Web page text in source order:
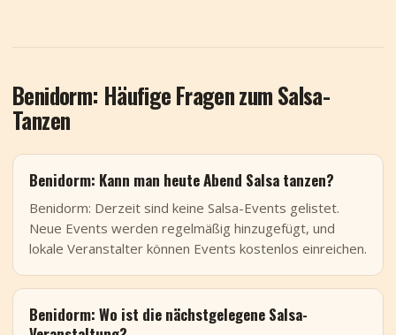
Benidorm: Häufige Fragen zum Salsa-
Tanzen
Benidorm: Kann man heute Abend Salsa tanzen?
Benidorm: Derzeit sind keine Salsa-Events gelistet.
Neue Events werden regelmäßig hinzugefügt, und
lokale Veranstalter können Events kostenlos einreichen.
Benidorm: Wo ist die nächstgelegene Salsa-